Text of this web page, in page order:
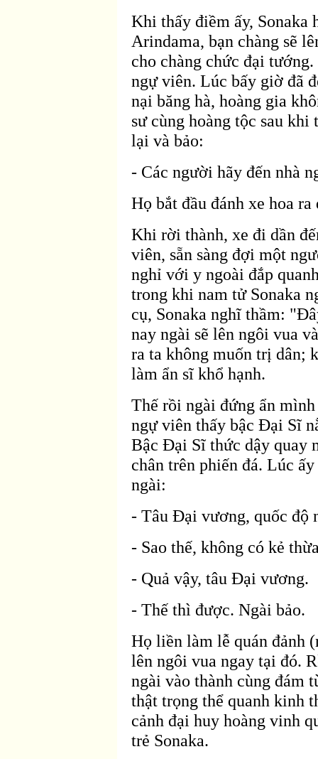
Khi thấy điềm ấy, Sonaka
Arindama, bạn chàng sẽ
cho chàng chức đại tướng.
ngự viên. Lúc bấy giờ đã
nại băng hà, hoàng gia
sư cùng hoàng tộc sau
lại và bảo:
- Các người hãy đến nhà
Họ bắt đầu đánh xe hoa ra
Khi rời thành, xe đi dần
viên, sẵn sàng đợi một
nghỉ với y ngoài đắp
trong khi nam tử Sonaka
cụ, Sonaka nghĩ thầm:
nay ngài sẽ lên ngôi vua
ra ta không muốn trị dân;
làm ẩn sĩ khổ hạnh.
Thế rồi ngài đứng ẩn m
ngự viên thấy bậc Ðại Sĩ
Bậc Ðại Sĩ thức dậy quay
chân trên phiến đá. Lúc
ngài:
- Tâu Ðại vương, quốc độ
- Sao thế, không có kẻ
- Quả vậy, tâu Ðại vương.
- Thế thì được. Ngài bảo.
Họ liền làm lễ quán đảnh
lên ngôi vua ngay tại đó.
ngài vào thành cùng đám t
thật trọng thể quanh kinh
cảnh đại huy hoàng vinh
trẻ Sonaka.